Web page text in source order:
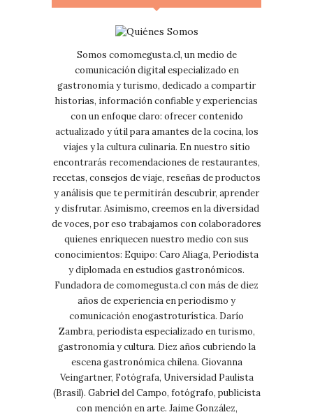
Somos comomegusta.cl, un medio de
comunicación digital especializado en
gastronomía y turismo, dedicado a compartir
historias, información confiable y experiencias
con un enfoque claro: ofrecer contenido
actualizado y útil para amantes de la cocina, los
viajes y la cultura culinaria. En nuestro sitio
encontrarás recomendaciones de restaurantes,
recetas, consejos de viaje, reseñas de productos
y análisis que te permitirán descubrir, aprender
y disfrutar. Asimismo, creemos en la diversidad
de voces, por eso trabajamos con colaboradores
quienes enriquecen nuestro medio con sus
conocimientos: Equipo: Caro Aliaga, Periodista
y diplomada en estudios gastronómicos.
Fundadora de comomegusta.cl con más de diez
años de experiencia en periodismo y
comunicación enogastroturística. Darío
Zambra, periodista especializado en turismo,
gastronomía y cultura. Diez años cubriendo la
escena gastronómica chilena. Giovanna
Veingartner, Fotógrafa, Universidad Paulista
(Brasil). Gabriel del Campo, fotógrafo, publicista
con mención en arte. Jaime González,